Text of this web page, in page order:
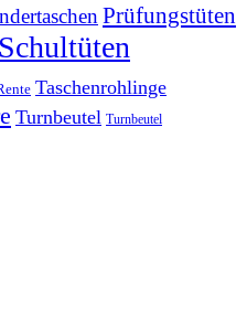
Prüfungstüten
Schultüten
Taschenrohlinge
Turnbeutel Turnbeutel